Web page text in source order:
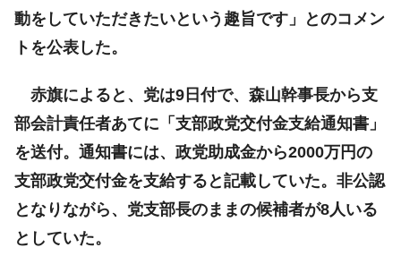
動をしていただきたいという趣旨です」とのコメン
トを公表した。
赤旗によると、党は9日付で、森山幹事長から支
部会計責任者あてに「支部政党交付金支給通知書」
を送付。通知書には、政党助成金から2000万円の
支部政党交付金を支給すると記載していた。非公認
となりながら、党支部長のままの候補者が8人いる
としていた。